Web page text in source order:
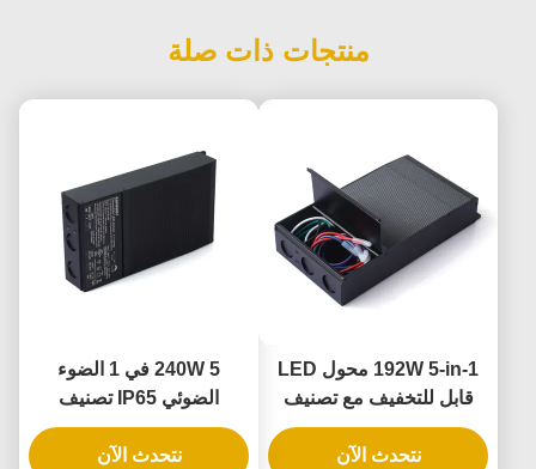
منتجات ذات صلة
192W 5-in-1 محول LED
قابل للتخفيف مع تصنيف
IP65 لتطبيقات التخفيف
العالمي للمرحلة
نتحدث الآن
240W 5 في 1 الضوء
الضوئي IP65 تصنيف
مصابيح LED سائق ومصدر
الطاقة LED الضوئينتحدث الآن